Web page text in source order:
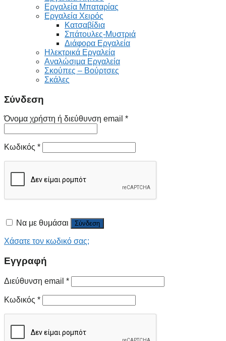
Εργαλεία Μπαταρίας
Εργαλεία Χειρός
Κατσαβίδια
Σπάτουλες-Μυστριά
Διάφορα Εργαλεία
Ηλεκτρικά Εργαλεία
Αναλώσιμα Εργαλεία
Σκούπες – Βούρτσες
Σκάλες
Σύνδεση
Όνομα χρήστη ή διεύθυνση email *
Κωδικός *
Να με θυμάσαι Σύνδεση
Χάσατε τον κωδικό σας;
Εγγραφή
Διεύθυνση email *
Κωδικός *